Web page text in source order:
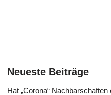
Neueste Beiträge
Hat „Corona“ Nachbarschaften